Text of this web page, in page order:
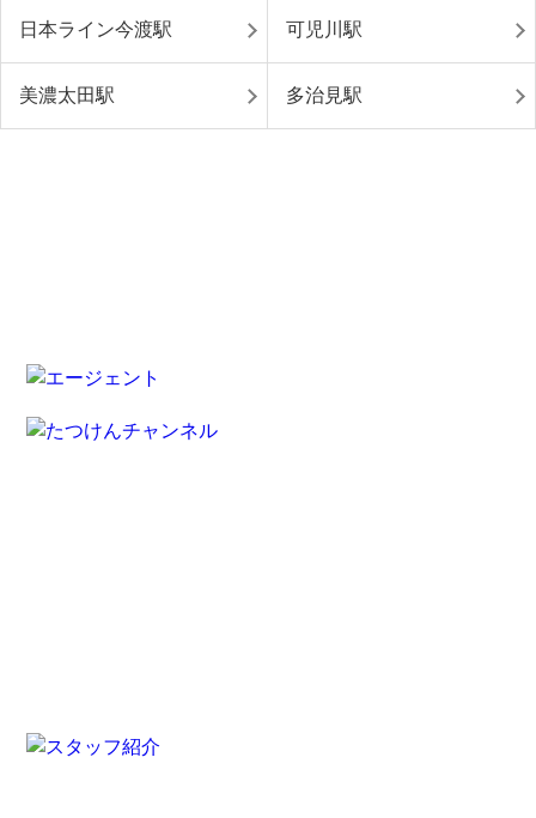
日本ライン今渡駅 可児川駅
美濃太田駅 多治見駅